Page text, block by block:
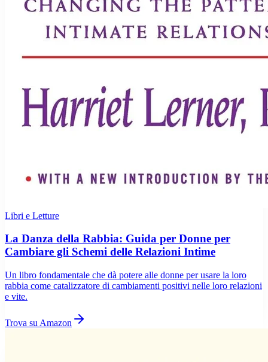
Libri e Letture
La Danza della Rabbia: Guida per Donne per
Cambiare gli Schemi delle Relazioni Intime
Un libro fondamentale che dà potere alle donne per usare la loro
rabbia come catalizzatore di cambiamenti positivi nelle loro relazioni
e vite.
Trova su Amazon